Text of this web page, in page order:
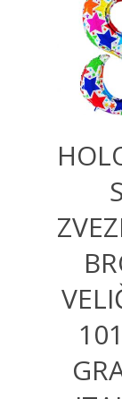
500,00